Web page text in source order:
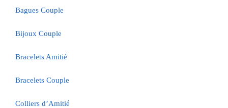
Bagues Couple
Bijoux Couple
Bracelets Amitié
Bracelets Couple
Colliers d’Amitié